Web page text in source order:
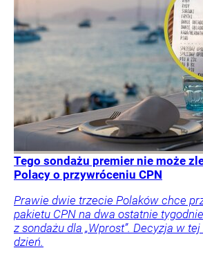
Tego sondażu premier nie może
Polacy o przywróceniu CPN
Prawie dwie trzecie Polaków chce
pakietu CPN na dwa ostatnie
z sondażu dla „Wprost”. Decyzja w
dzień.